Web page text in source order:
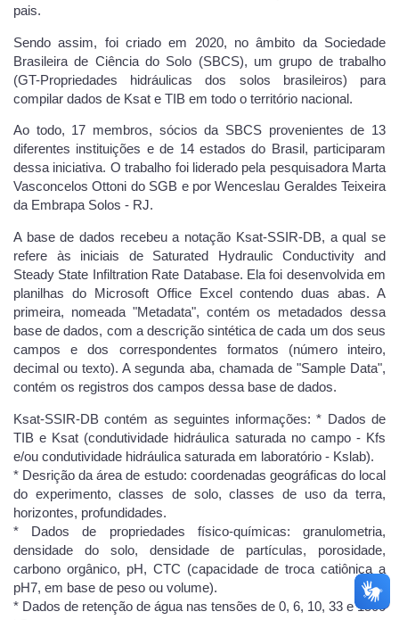
pais.
Sendo assim, foi criado em 2020, no âmbito da Sociedade
Brasileira de Ciência do Solo (SBCS), um grupo de trabalho
(GT-Propriedades hidráulicas dos solos brasileiros) para
compilar dados de Ksat e TIB em todo o território nacional.
Ao todo, 17 membros, sócios da SBCS provenientes de 13
diferentes instituições e de 14 estados do Brasil, participaram
dessa iniciativa. O trabalho foi liderado pela pesquisadora Marta
Vasconcelos Ottoni do SGB e por Wenceslau Geraldes Teixeira
da Embrapa Solos - RJ.
A base de dados recebeu a notação Ksat-SSIR-DB, a qual se
refere às iniciais de Saturated Hydraulic Conductivity and
Steady State Infiltration Rate Database. Ela foi desenvolvida em
planilhas do Microsoft Office Excel contendo duas abas. A
primeira, nomeada "Metadata", contém os metadados dessa
base de dados, com a descrição sintética de cada um dos seus
campos e dos correspondentes formatos (número inteiro,
decimal ou texto). A segunda aba, chamada de "Sample Data",
contém os registros dos campos dessa base de dados.
Ksat-SSIR-DB contém as seguintes informações: * Dados de
TIB e Ksat (condutividade hidráulica saturada no campo - Kfs
e/ou condutividade hidráulica saturada em laboratório - Kslab).
* Desrição da área de estudo: coordenadas geográficas do local
do experimento, classes de solo, classes de uso da terra,
horizontes, profundidades.
* Dados de propriedades físico-químicas: granulometria,
densidade do solo, densidade de partículas, porosidade,
carbono orgânico, pH, CTC (capacidade de troca catiônica a
pH7, em base de peso ou volume).
* Dados de retenção de água nas tensões de 0, 6, 10, 33 e 1500